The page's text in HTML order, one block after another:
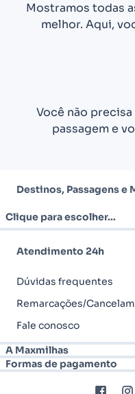
Mostramos todas
melhor. Aqui,
Você não
passagem e
Destinos, Passagens e
Clique para escolher...
Atendimento 24h
Dúvidas frequentes
Remarcações/
Fale conosco
A Maxmilhas
Formas de pagamento